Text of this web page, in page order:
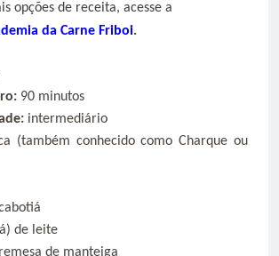
opções de receita, acesse a
da Carne Friboi.
90 minutos
intermediário
(também conhecido como Charque ou
de leite
de manteiga